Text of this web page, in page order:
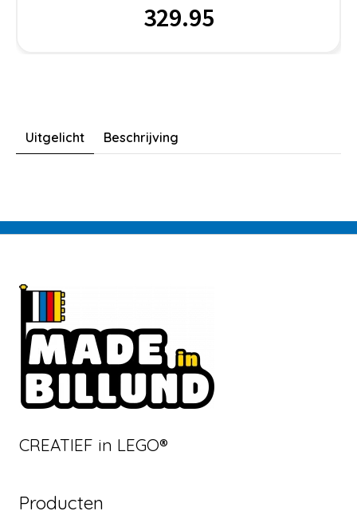
329.95
Uitgelicht Beschrijving
CREATIEF in LEGO®
Producten